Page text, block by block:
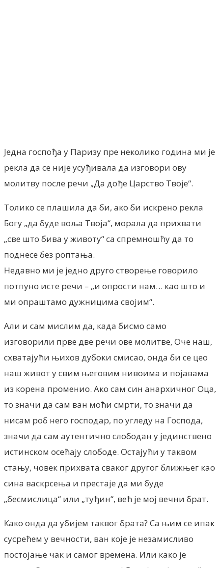
Једна госпођа у Паризу пре неколико година ми је
рекла да се није усуђивала да изговори ову
молитву после речи „Да дође Царство Твоје“.
Толико се плашила да би, ако би искрено рекла
Богу „да буде воља Твоја“, морала да прихвати
„све што бива у животу“ са спремношћу да то
поднесе без роптања.
Недавно ми је једно друго створење говорило
потпуно исте речи – „и опрости нам… као што и
ми опраштамо дужницима својим“.
Али и сам мислим да, када бисмо само
изговорили прве две речи ове молитве, Оче наш,
схватајући њихов дубоки смисао, онда би се цео
наш живот у свим његовим нивоима и појавама
из корена променио. Ако сам син анархичног Оца,
то значи да сам ван моћи смрти, то значи да
нисам роб него господар, по угледу на Господа,
значи да сам аутентично слободан у јединствено
истинском осећају слободе. Остајући у таквом
стању, човек прихвата сваког другог ближњег као
сина васкрсења и престаје да ми буде
„бесмислица“ или „туђин“, већ је мој вечни брат.
Како онда да убијем таквог брата? Са њим се ипак
сусрећем у вечности, ван које је незамисливо
постојање чак и самог времена. Или како је